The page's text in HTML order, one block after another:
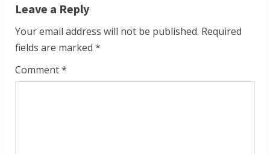
u
e
R
Leave a Reply
Your email address will not be published. Required
fields are marked *
Comment*